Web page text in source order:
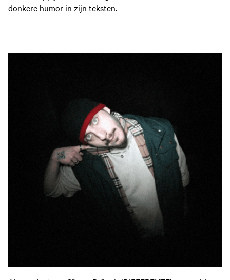
donkere humor in zijn teksten.